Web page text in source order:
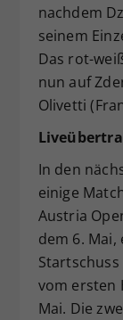
nachdem
seinem
Das rot-
nun auf
Olivetti
In den
einige
Austria
dem 6.
vom ersten
Mai. Die